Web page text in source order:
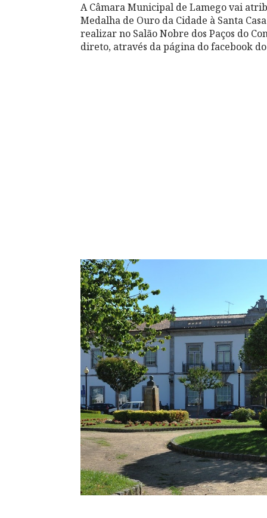
A Câmara Municipal de Lamego vai
Medalha de Ouro da Cidade à Santa
realizar no Salão Nobre dos Paços do
direto, através da página do facebook